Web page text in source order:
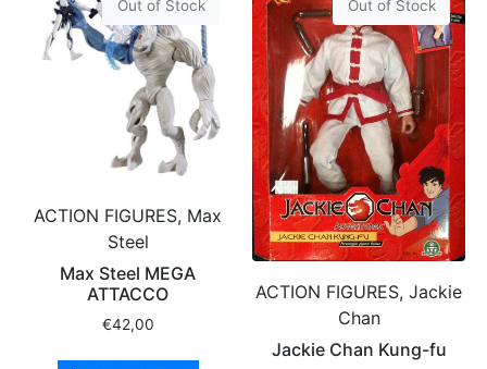
Out of Stock
ACTION FIGURES, Max
Steel
Max Steel MEGA
ATTACCO
€42,00
Out of Stock
ACTION FIGURES, Jackie
Chan
Jackie Chan Kung-fu